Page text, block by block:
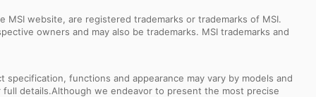
MSI website, are registered trademarks or trademarks of MSI.
owners and may also be trademarks. MSI trademarks and
functions and appearance may vary by models and
details.Although we endeavor to present the most precise